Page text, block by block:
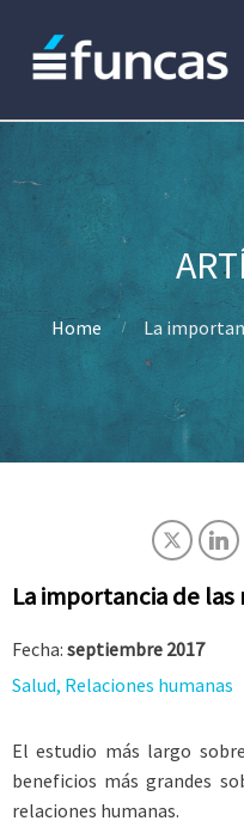
Home La
La importancia de
Fecha: septiembre 2017
Salud, Relaciones humanas
El estudio más largo
beneficios más grandes
relaciones humanas.